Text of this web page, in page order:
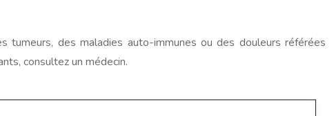
tumeurs, des maladies auto-immunes ou des douleurs référées
consultez un médecin.